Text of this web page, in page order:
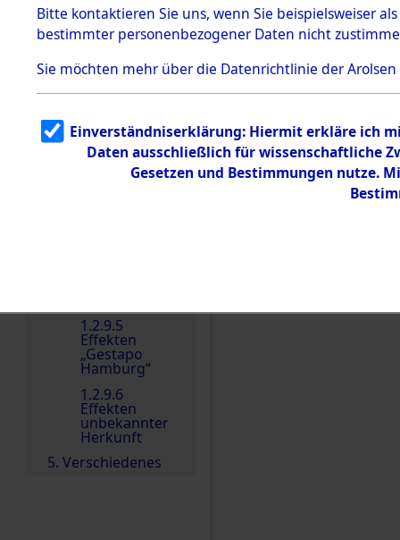
1.2.9.2
Effekten aus
dem KZ
Bayerisches
1.2.9.3
Effekten aus
dem KZ
Neuengamm
1.2.9.5
Effekten
„Gestapo
Hamburg“
1.2.9.6
Effekten
unbekannter
Herkunft
5. Verschiedenes
Einen Kommentar
Bitte kontaktieren Sie uns, wenn Sie beispielsweiser
bestimmter personenbezogener Daten nicht
Sie möchten mehr über die Datenrichtlinie der Arolsen
Einverständniserklärung: Hiermit erkläre ich
Daten ausschließlich für wissenschaftliche
Gesetzen und Bestimmungen nutze.